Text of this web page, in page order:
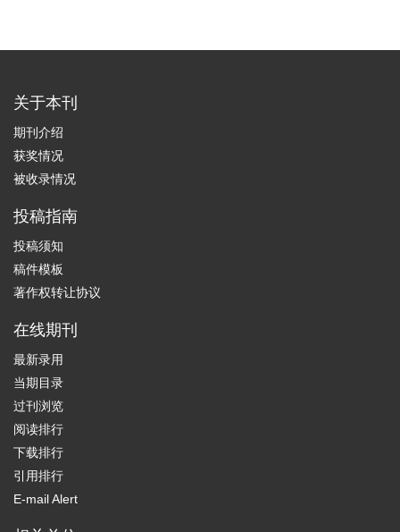
关于本刊
期刊介绍
获奖情况
被收录情况
投稿指南
投稿须知
稿件模板
著作权转让协议
在线期刊
最新录用
当期目录
过刊浏览
阅读排行
下载排行
引用排行
E-mail Alert